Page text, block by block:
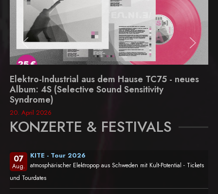
Elektro-Industrial aus dem Hause TC75 - neues
Album: 4S (Selective Sound Sensitivity
Syndrome)
20. April 2026
KONZERTE & FESTIVALS
07
Aug.
KITE - Tour 2026
atmosphärischer Elektropop aus Schweden mit Kult-Potential - Tickets
und Tourdates